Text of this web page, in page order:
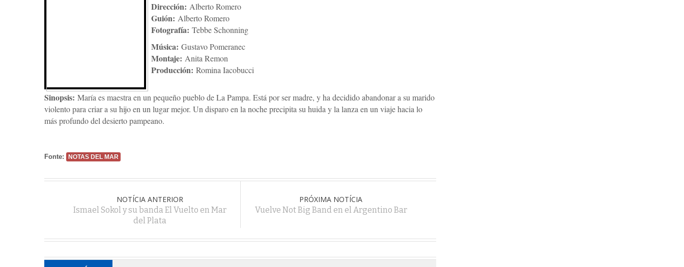
Dirección: Alberto Romero
Guión: Alberto Romero
Fotografía: Tebbe Schonning
Música: Gustavo Pomeranec
Montaje: Anita Remon
Producción: Romina Iacobucci
Sinopsis: María es maestra en un pequeño pueblo de La Pampa. Está por ser madre, y ha decidido abandonar a su marido
violento para criar a su hijo en un lugar mejor. Un disparo en la noche precipita su huida y la lanza en un viaje hacia lo
más profundo del desierto pampeano.
Fonte: NOTAS DEL MAR
NOTÍCIA ANTERIOR
Ismael Sokol y su banda El Vuelto en Mar
del Plata
PRÓXIMA NOTÍCIA
Vuelve Not Big Band en el Argentino Bar